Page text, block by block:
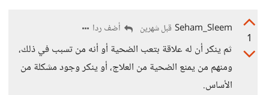
1
Seham_Sleem قبل شهرين أضف ردا
ثم ينكر أن له علاقة بتعب الضحية أو أنه من تسبب في ذلك،
ومنهم من يمنع الضحية من العلاج، أو ينكر وجود مشكلة من
الأساس.